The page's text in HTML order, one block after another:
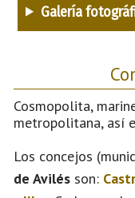
Galería
Cosmopolita,
metropolitana, así
Los concejos
de Avilés son: